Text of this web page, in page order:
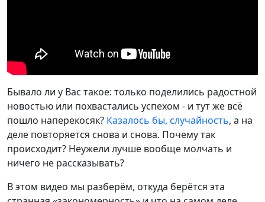
Бывало ли у Вас такое: только поделились радостной
новостью или похвастались успехом - и тут же всё
пошло наперекосяк? Казалось бы, случайность, а на
деле повторяется снова и снова. Почему так
происходит? Неужели лучше вообще молчать и
ничего не рассказывать?
В этом видео мы разберём, откуда берётся эта